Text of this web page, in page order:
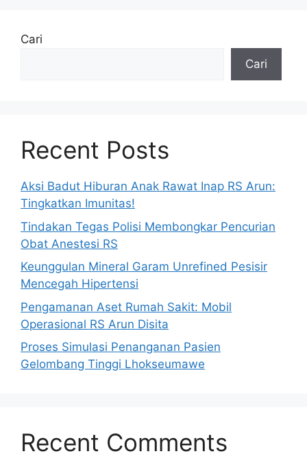
Cari
Cari
Recent Posts
Aksi Badut Hiburan Anak Rawat Inap RS Arun:
Tingkatkan Imunitas!
Tindakan Tegas Polisi Membongkar Pencurian
Obat Anestesi RS
Keunggulan Mineral Garam Unrefined Pesisir
Mencegah Hipertensi
Pengamanan Aset Rumah Sakit: Mobil
Operasional RS Arun Disita
Proses Simulasi Penanganan Pasien
Gelombang Tinggi Lhokseumawe
Recent Comments